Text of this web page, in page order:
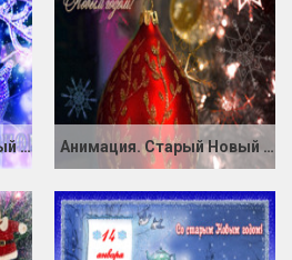
Сердечко. Старый Новый год Анимация. Старый Новый год